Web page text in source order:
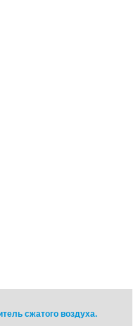
сжатого воздуха.